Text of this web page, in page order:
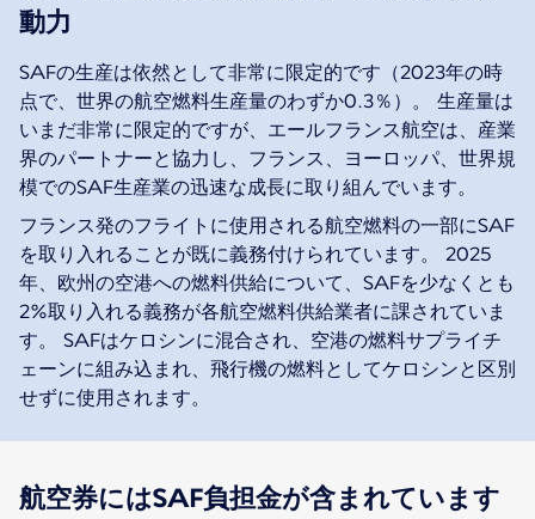
動力
SAFの生産は依然として非常に限定的です（2023年の時
点で、世界の航空燃料生産量のわずか0.3％）。 生産量は
いまだ非常に限定的ですが、エールフランス航空は、産業
界のパートナーと協力し、フランス、ヨーロッパ、世界規
模でのSAF生産業の迅速な成長に取り組んでいます。
フランス発のフライトに使用される航空燃料の一部にSAF
を取り入れることが既に義務付けられています。 2025
年、欧州の空港への燃料供給について、SAFを少なくとも
2%取り入れる義務が各航空燃料供給業者に課されていま
す。 SAFはケロシンに混合され、空港の燃料サプライチ
ェーンに組み込まれ、飛行機の燃料としてケロシンと区別
せずに使用されます。
航空券にはSAF負担金が含まれています